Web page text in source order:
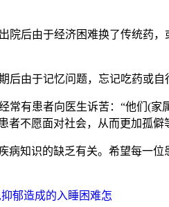
后由于经济困难换了传统药，
由于记忆问题，忘记吃药或自
有患者向医生诉苦：“他们(家
不愿面对社会，从而更加孤僻
知识的缺乏有关。希望每一
郁造成的入睡困难怎